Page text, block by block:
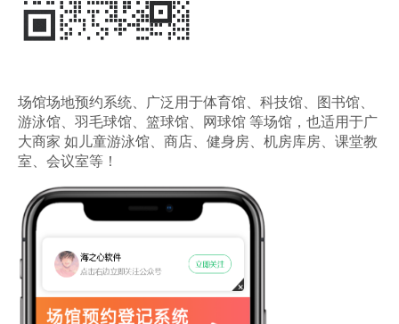
场馆场地预约系统、广泛用于体育馆、科技馆、图书馆、
游泳馆、羽毛球馆、篮球馆、网球馆 等场馆，也适用于广
大商家 如儿童游泳馆、商店、健身房、机房库房、课堂教
室、会议室等！